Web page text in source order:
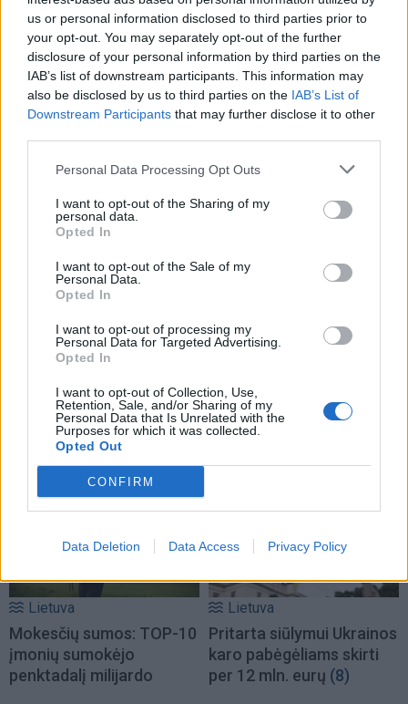
us or personal information disclosed to third parties prior to
your opt-out. You may separately opt-out of the further
disclosure of your personal information by third parties on the
IAB’s list of downstream participants. This information may
also be disclosed by us to third parties on the IAB’s List of
Downstream Participants that may further disclose it to other
Personal Data Processing Opt Outs
I want to opt-out of the Sharing of my
personal data.
Opted In
I want to opt-out of the Sale of my
Personal Data.
Opted In
I want to opt-out of processing my
Personal Data for Targeted Advertising.
Opted In
I want to opt-out of Collection, Use,
Retention, Sale, and/or Sharing of my
Personal Data that Is Unrelated with the
Purposes for which it was collected.
Opted Out
CONFIRM
Data Deletion Data Access Privacy Policy
Lietuva
Išleidžiamas pašto
ženklas, įamžinantis
Nidos dailininkų koloniją
Lietuva
Žiniasklaida: „Norfos“
savininkas Dundulis
duoda 99,9 proc., kad
nedalyvaus prezidento
rinkimuose
Lietuva
specialistams vėl
nepavyko susitikti su
Žlabių šeima(1)
Lietuva
Kazimira Prunskienė – ne
viršininkė, o lyderė,
uždegusi dirbti Lietuvai
(2)
Lietuva
Mokesčių sumos: TOP-10
įmonių sumokėjo
penktadalį milijardo
Lietuva
Pritarta siūlymui Ukrainos
karo pabėgėliams skirti
per 12 mln. eurų (8)